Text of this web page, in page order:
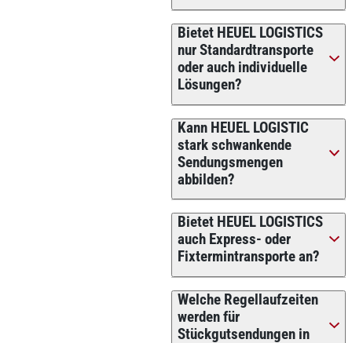
Bietet HEUEL LOGISTICS
nur Standardtransporte
oder auch individuelle
Lösungen?
Kann HEUEL LOGISTIC
stark schwankende
Sendungsmengen
abbilden?
Bietet HEUEL LOGISTICS
auch Express- oder
Fixtermintransporte an?
Welche Regellaufzeiten
werden für
Stückgutsendungen in